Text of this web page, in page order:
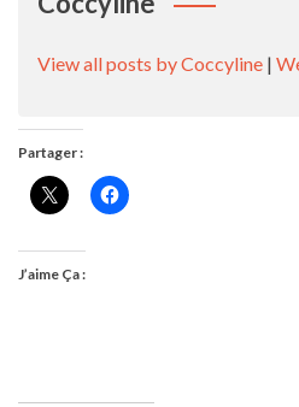
View all posts by Coccyline |
Partager :
J’aime Ça :